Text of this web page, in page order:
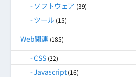
ソフトウェア (39)
ツール (15)
Web関連 (185)
CSS (22)
Javascript (16)